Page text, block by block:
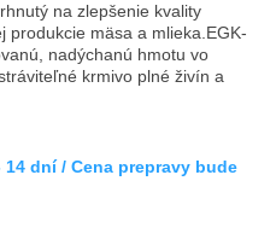
na zlepšenie kvality
produkcie mäsa a mlieka.EGK-
nadýchanú hmotu vo
krmivo plné živín a
dní / Cena prepravy bude